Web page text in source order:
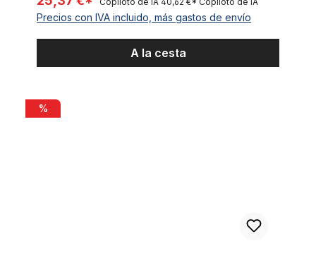
Precios con IVA incluido, más gastos de envío
A la cesta
Original GANT 1970-90s vintage bicycle gloves with
%